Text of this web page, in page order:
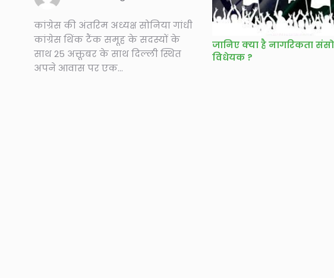
कांग्रेस की अंतरिम अध्यक्ष सोनिया गांधी
कांग्रेस थिंक टैंक समूह के सदस्यों के
साथ 25 अक्तूबर के साथ दिल्ली स्थित
अपने आवास पर एक...
जानिए क्या है नागरिकता
विधेयक ?